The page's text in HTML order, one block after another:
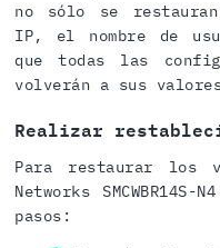
no sólo se
IP, el nombre de
que todas las
volverán a sus
Realizar
Para restaurar los
Networks
pasos: